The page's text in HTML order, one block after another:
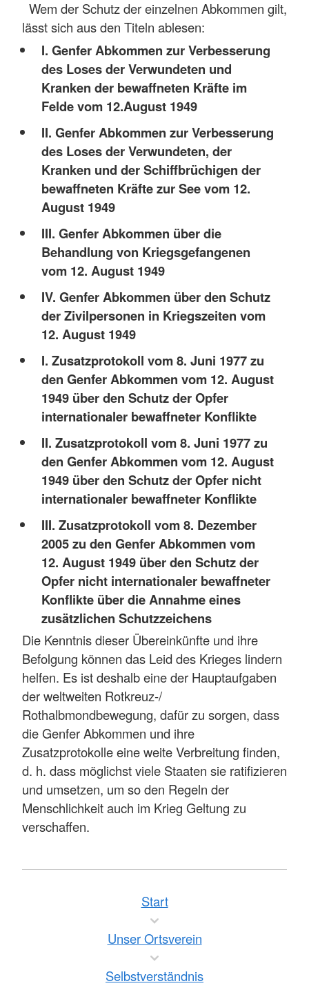
Wem der Schutz der einzelnen Abkommen gilt,
lässt sich aus den Titeln ablesen:
I. Genfer Abkommen zur Verbesserung
des Loses der Verwundeten und
Kranken der bewaffneten Kräfte im
Felde vom 12.August 1949
II. Genfer Abkommen zur Verbesserung
des Loses der Verwundeten, der
Kranken und der Schiffbrüchigen der
bewaffneten Kräfte zur See vom 12.
August 1949
III. Genfer Abkommen über die
Behandlung von Kriegsgefangenen
vom 12. August 1949
IV. Genfer Abkommen über den Schutz
der Zivilpersonen in Kriegszeiten vom
12. August 1949
I. Zusatzprotokoll vom 8. Juni 1977 zu
den Genfer Abkommen vom 12. August
1949 über den Schutz der Opfer
internationaler bewaffneter Konflikte
II. Zusatzprotokoll vom 8. Juni 1977 zu
den Genfer Abkommen vom 12. August
1949 über den Schutz der Opfer nicht
internationaler bewaffneter Konflikte
III. Zusatzprotokoll vom 8. Dezember
2005 zu den Genfer Abkommen vom
12. August 1949 über den Schutz der
Opfer nicht internationaler bewaffneter
Konflikte über die Annahme eines
zusätzlichen Schutzzeichens
Die Kenntnis dieser Übereinkünfte und ihre
Befolgung können das Leid des Krieges lindern
helfen. Es ist deshalb eine der Hauptaufgaben
der weltweiten Rotkreuz-/
Rothalbmondbewegung, dafür zu sorgen, dass
die Genfer Abkommen und ihre
Zusatzprotokolle eine weite Verbreitung finden,
d. h. dass möglichst viele Staaten sie ratifizieren
und umsetzen, um so den Regeln der
Menschlichkeit auch im Krieg Geltung zu
verschaffen.
Start
Unser Ortsverein
Selbstverständnis